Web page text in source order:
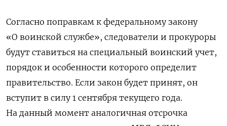
Согласно поправкам к федеральному закону
«О воинской службе», следователи и прокуроры
будут ставиться на специальный воинский учет,
порядок и особенности которого определит
правительство. Если закон будет принят, он
вступит в силу 1 сентября текущего года.
На данный момент аналогичная отсрочка